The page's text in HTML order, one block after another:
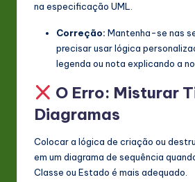
na especificação UML.
Correção: Mantenha-se nas
precisar usar lógica
legenda ou nota explicando a
O Erro: Misturar
Diagramas
Colocar a lógica de criação ou
em um diagrama de sequência
Classe ou Estado é mais adequado.